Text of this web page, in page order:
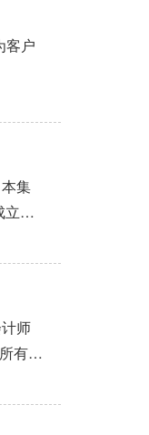
客户
集
立联
师
有紧